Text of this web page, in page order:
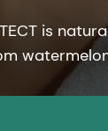
is